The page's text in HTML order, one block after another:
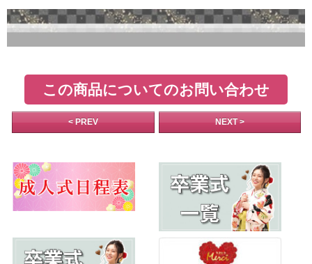
この商品についてのお問い合わせ
< PREV NEXT >